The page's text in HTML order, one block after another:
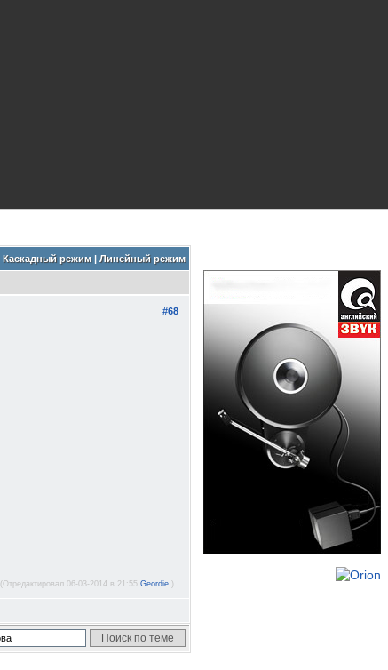
Каскадный режим| Линейный режим
#68
(Отредактировал 06-03-2014 в 21:55 Geordie.)